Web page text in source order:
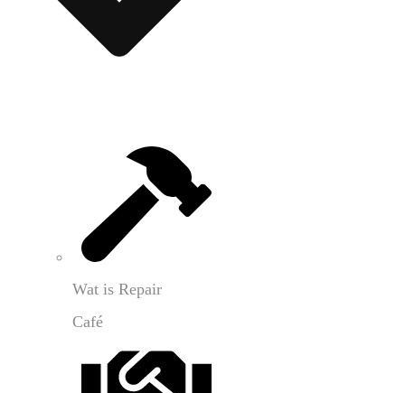
Wat is Repair
Café